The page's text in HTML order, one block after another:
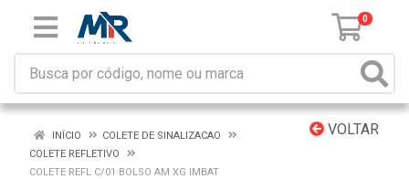
0
VOLTAR
INÍCIO
COLETE DE SINALIZACAO
COLETE REFLETIVO
COLETE REFL C/01 BOLSO AM XG IMBAT